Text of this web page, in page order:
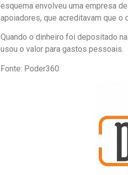
esquema envolveu uma empresa
apoiadores, que acreditavam que o
Quando o dinheiro foi depositado
usou o valor para gastos pessoais.
Fonte: Poder360